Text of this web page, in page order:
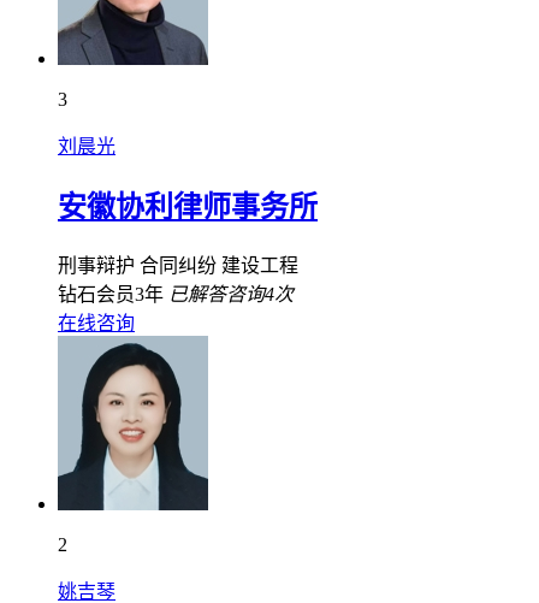
3
刘晨光
安徽协利律师事务所
刑事辩护 合同纠纷 建设工程
钻石会员3年 已解答咨询4次
在线咨询
2
姚吉琴